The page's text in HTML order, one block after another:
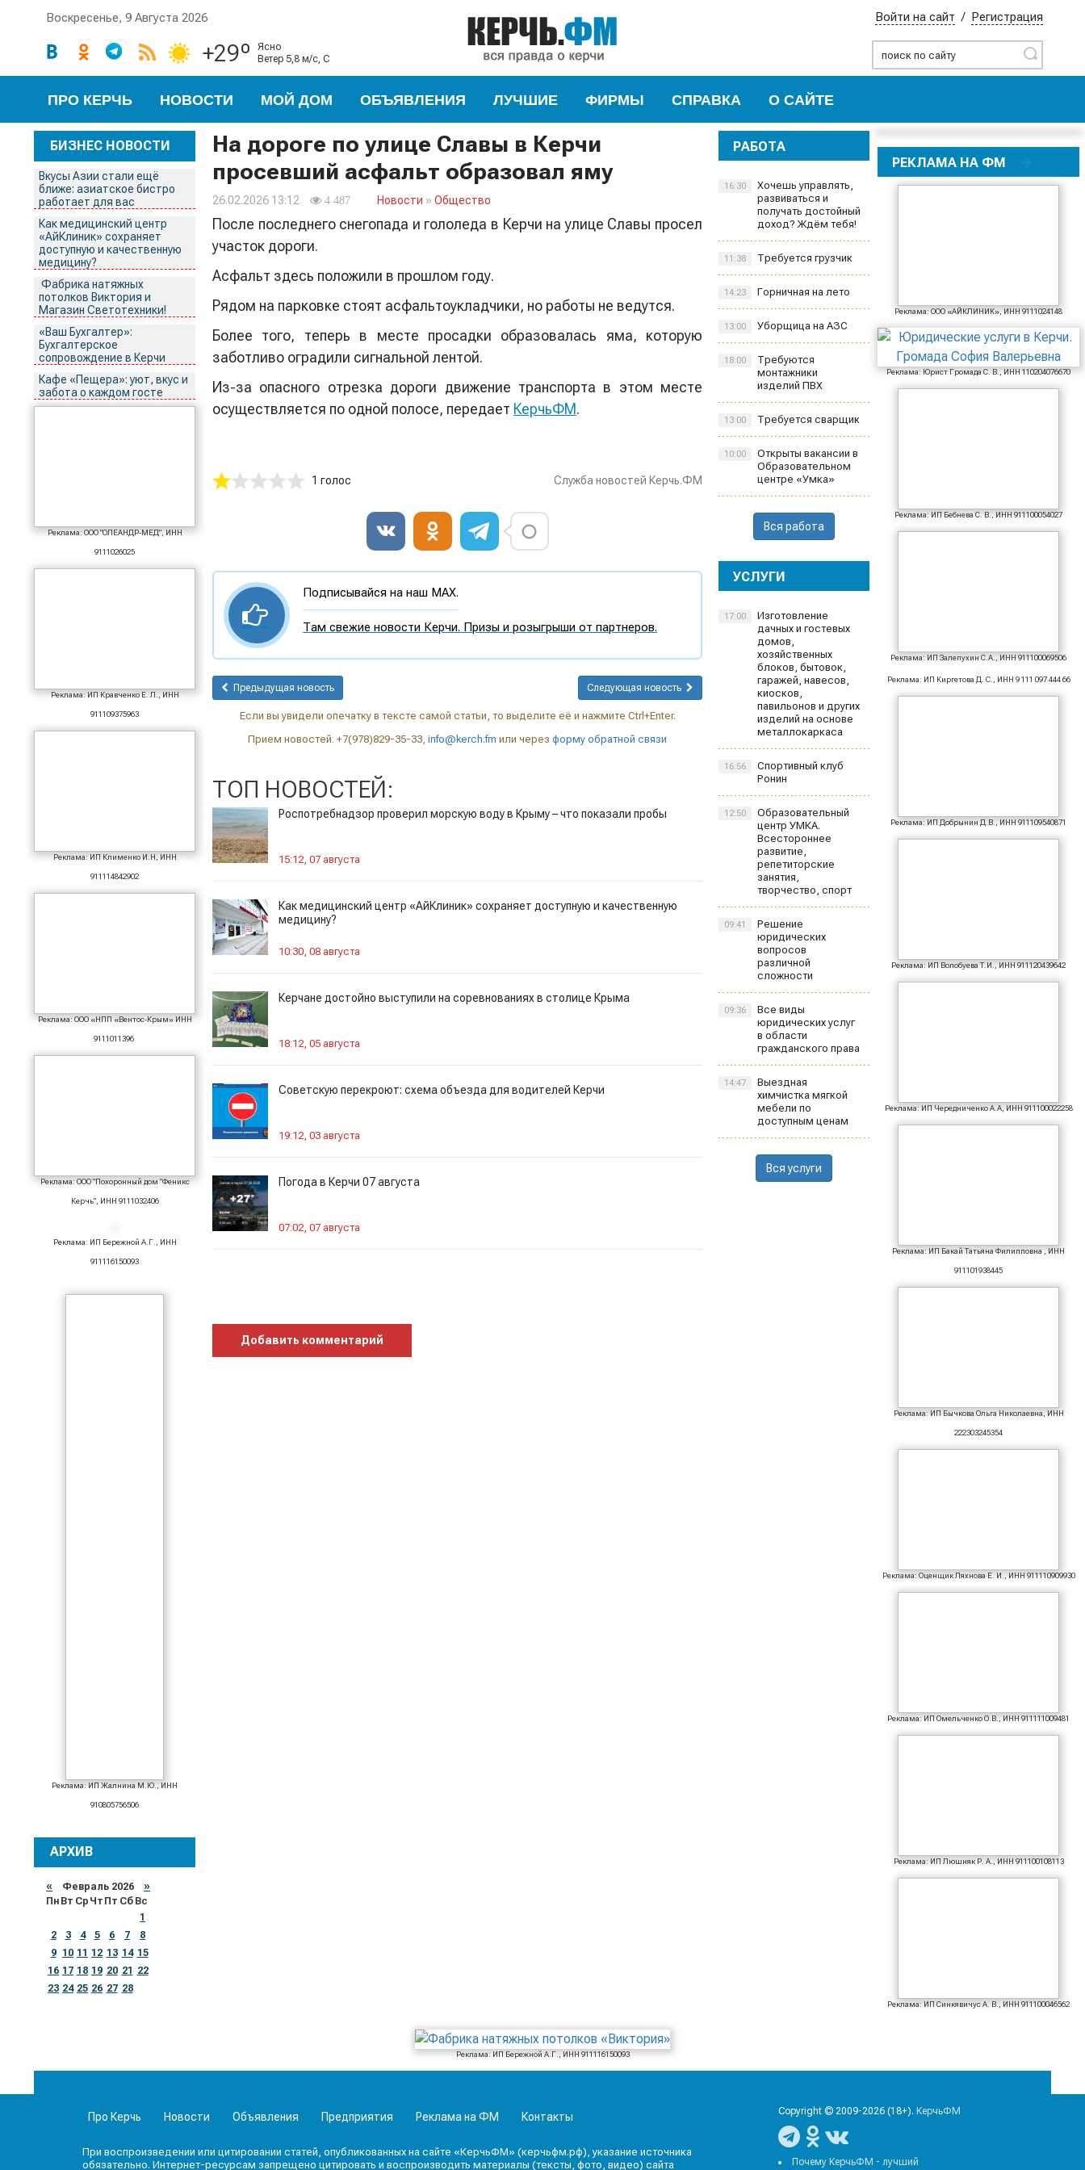
Воскресенье, 9 Августа 2026
Найти
Войти на сайт / Регистрация
+29º
ясно
ветер 5,8 м/с, С
ПРО КЕРЧЬ НОВОСТИ МОЙ ДОМ ОБЪЯВЛЕНИЯ ЛУЧШИЕ ФИРМЫ СПРАВКА О САЙТЕ
БИЗНЕС НОВОСТИ
Вкусы Азии стали ещё
ближе: азиатское бистро
работает для вас
Как медицинский центр
«АйКлиник» сохраняет
доступную и качественную
медицину?
Фабрика натяжных
потолков Виктория и
Магазин Светотехники!
«Ваш Бухгалтер»:
Бухгалтерское
сопровождение в Керчи
Кафе «Пещера»: уют, вкус и
забота о каждом госте
Реклама: ООО "ОЛЕАНДР-МЕД", ИНН
9111026025
Реклама: ИП Кравченко Е. Л., ИНН
911109375963
Реклама: ИП Клименко И.Н, ИНН
911114842902
Реклама: ООО «НПП «Вентос-Крым» ИНН
9111011396
Реклама: ООО "Похоронный дом "Феникс
Керчь", ИНН 9111032406
Реклама: ИП Бережной А.Г., ИНН
911116150093
Реклама: ИП Жалнина М.Ю., ИНН
910805756506
АРХИВ
« Февраль 2026 »
Пн Вт Ср Чт Пт Сб Вс
1
2
3 4 5 6 7
8
9
10 11 12 13 14 15
16 17 18 19 20 21
22
23 24 25 26 27 28
На дороге по улице Славы в Керчи
просевший асфальт образовал яму
26.02.2026 13:12 4 487 Новости » Общество
После последнего снегопада и гололеда в Керчи на улице Славы просел
участок дороги.
Асфальт здесь положили в прошлом году.
Рядом на парковке стоят асфальтоукладчики, но работы не ведутся.
Более того, теперь в месте просадки образовалась яма, которую
заботливо оградили сигнальной лентой.
Из-за опасного отрезка дороги движение транспорта в этом месте
осуществляется по одной полосе, передает КерчьФМ.
1 голос Служба новостей Керчь.ФМ
Подписывайся на наш MAX.
Там свежие новости Керчи. Призы и розыгрыши от партнеров.
Предыдущая новость Следующая новость
Если вы увидели опечатку в тексте самой статьи, то выделите её и нажмите Ctrl+Enter.
Прием новостей: +7(978)829-35-33, info@kerch.fm или через форму обратной связи
ТОП НОВОСТЕЙ:
Роспотребнадзор проверил морскую воду в Крыму – что показали пробы
15:12, 07 августа
Как медицинский центр «АйКлиник» сохраняет доступную и качественную
медицину?
10:30, 08 августа
Керчане достойно выступили на соревнованиях в столице Крыма
18:12, 05 августа
Советскую перекроют: схема объезда для водителей Керчи
19:12, 03 августа
Погода в Керчи 07 августа
07:02, 07 августа
Добавить комментарий
РАБОТА
Хочешь управлять,
развиваться и
получать достойный
доход? Ждём тебя!
16:30
Требуется грузчик
11:38
Горничная на лето
14:23
Уборщица на АЗС
13:00
Требуются
монтажники
изделий ПВХ
18:00
Требуется сварщик
13:00
Открыты вакансии в
Образовательном
центре «Умка»
10:00
Вся работа
УСЛУГИ
Изготовление
дачных и гостевых
домов,
хозяйственных
блоков, бытовок,
гаражей, навесов,
киосков,
павильонов и других
изделий на основе
металлокаркаса
17:00
Спортивный клуб
Ронин
16:56
Образовательный
центр УМКА.
Всестороннее
развитие,
репетиторские
занятия,
творчество, спорт
12:50
Решение
юридических
вопросов
различной
сложности
09:41
Все виды
юридических услуг
в области
гражданского права
09:36
Выездная
химчистка мягкой
мебели по
доступным ценам
14:47
Вся услуги
РЕКЛАМА НА ФМ
Реклама: ООО «АЙКЛИНИК», ИНН 9111024148
Реклама: Юрист Громада С. В., ИНН 110204076670
Реклама: ИП Бебнева С. В., ИНН 911100054027
Реклама: ИП Залепухин С.А., ИНН 911100069506
Реклама: ИП Киргетова Д. С., ИНН 9 111 097 444 66
Реклама: ИП Добрынин Д.В., ИНН 911109540871
Реклама: ИП Волобуева Т.И., ИНН 911120439642
Реклама: ИП Чередниченко А.А, ИНН 911100022258
Реклама: ИП Бакай Татьяна Филипповна , ИНН
911101938445
Реклама: ИП Бычкова Ольга Николаевна, ИНН
222303245354
Реклама: Оценщик Ляхнова Е. И., ИНН 911110909930
Реклама: ИП Омельченко О.В., ИНН 911111009481
Реклама: ИП Люшняк Р. А., ИНН 911100108113
Реклама: ИП Синкявичус А. В., ИНН 911100046562
Реклама: ИП Бережной А.Г., ИНН 911116150093
Про Керчь Новости Объявления Предприятия Реклама на ФМ Контакты
При воспроизведении или цитировании статей, опубликованных на сайте «КерчьФМ» (керчьфм.рф), указание источника
обязательно. Интернет-ресурсам запрещено цитировать и воспроизводить материалы (тексты, фото, видео) сайта
Copyright © 2009-2026 (18+). КерчьФМ
Почему КерчьФМ - лучший